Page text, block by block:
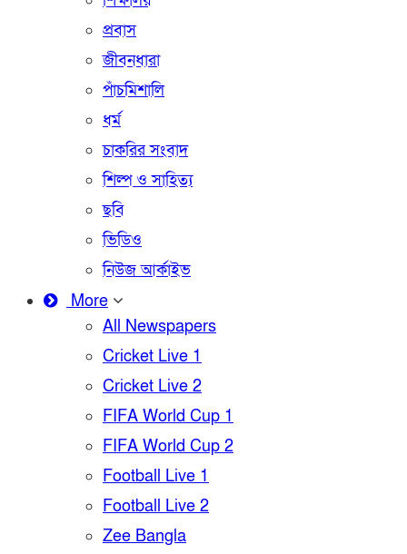
প্রবাস
জীবনধারা
পাঁচমিশালি
ধর্ম
চাকরির সংবাদ
শিল্প ও সাহিত্য
ছবি
ভিডিও
নিউজ আর্কাইভ
More
All Newspapers
Cricket Live 1
Cricket Live 2
FIFA World Cup 1
FIFA World Cup 2
Football Live 1
Football Live 2
Zee Bangla